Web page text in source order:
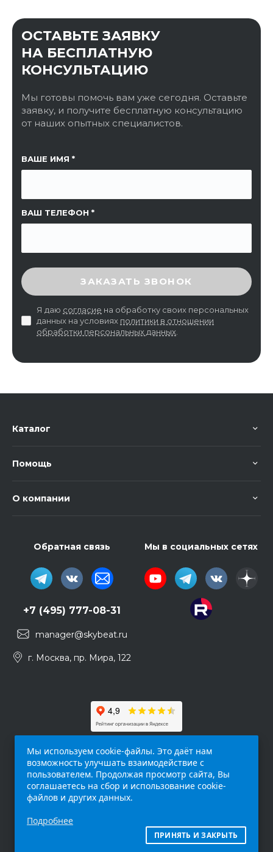
ОСТАВЬТЕ ЗАЯВКУ
НА БЕСПЛАТНУЮ
КОНСУЛЬТАЦИЮ
Мы готовы помочь вам уже сегодня. Оставьте
заявку, и получите бесплатную консультацию
от наших опытных специалистов.
ВАШЕ ИМЯ
ВАШ ТЕЛЕФОН
ССЫЛКА НА СТРАНИЦУ
ВВЕДИТЕ ПРОВЕРОЧНЫЙ КОД
ЗАКАЗАТЬ ЗВОНОК
Я даю согласие на обработку своих персональных
данных на условиях политики в отношении
обработки персональных данных
Каталог
Помощь
О компании
Обратная связь
+7 (495) 777-08-31
manager@skybeat.ru
г. Москва, пр. Мира, 122
Мы в социальных сетях
интернет-сайт (
исключительно информационный характер и
ни при каких условиях не является публичной
Мы используем cookie-файлы. Это даёт нам
возможность улучшать взаимодействие с
пользователем. Продолжая просмотр сайта, Вы
соглашаетесь на сбор и использование cookie-
файлов и других данных.
Подробнее
ПРИНЯТЬ И ЗАКРЫТЬ